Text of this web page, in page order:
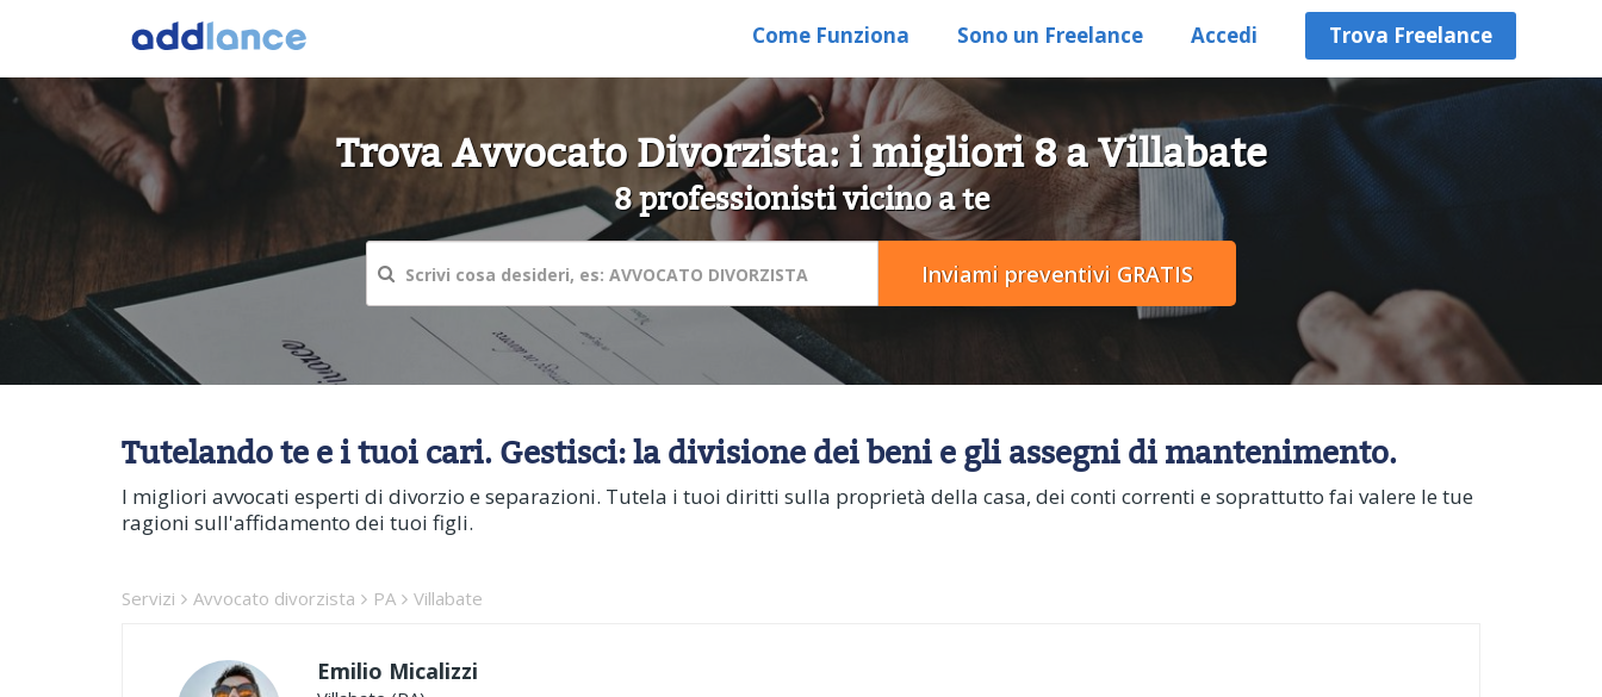
Come Funziona Sono un Freelance Accedi Trova Freelance
Trova Avvocato Divorzista: i migliori 8 a Villabate
8 professionisti vicino a te
Tutelando te e i tuoi cari. Gestisci: la divisione dei beni e gli assegni di mantenimento.
I migliori avvocati esperti di divorzio e separazioni. Tutela i tuoi diritti sulla proprietà della casa, dei conti correnti e soprattutto fai valere le tue
ragioni sull'affidamento dei tuoi figli.
Servizi Avvocato divorzista PA Villabate
Emilio Micalizzi